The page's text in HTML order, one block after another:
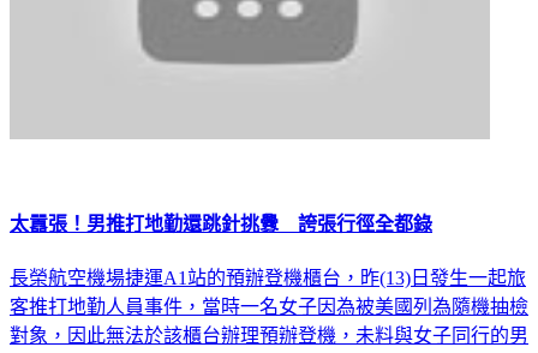
太囂張！男推打地勤還跳針挑釁 誇張行徑全都錄
長榮航空機場捷運A1站的預辦登機櫃台，昨(13)日發生一起旅
客推打地勤人員事件，當時一名女子因為被美國列為隨機抽檢
對象，因此無法於該櫃台辦理預辦登機，未料與女子同行的男